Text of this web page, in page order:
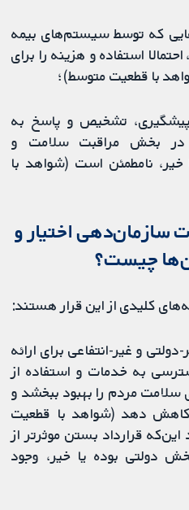
که توسط سیستم‌های بیمه
استفاده و هزینه را برای
با قطعیت متوسط)؛
پیشگیری، تشخیص و پاسخ به
بخش مراقبت سلامت و
نامطمئن است (شواهد با
سازمان‌دهی اختیار و
چیست؟
کلیدی از این قرار هستند:
‌دولتی و غیر-‌انتفاعی برای ارائه
به خدمات و استفاده از
سلامت مردم را بهبود ببخشد و
کاهش دهد (شواهد با قطعیت
قرارداد بستن موثر‌تر از
دولتی بوده یا خیر، وجود